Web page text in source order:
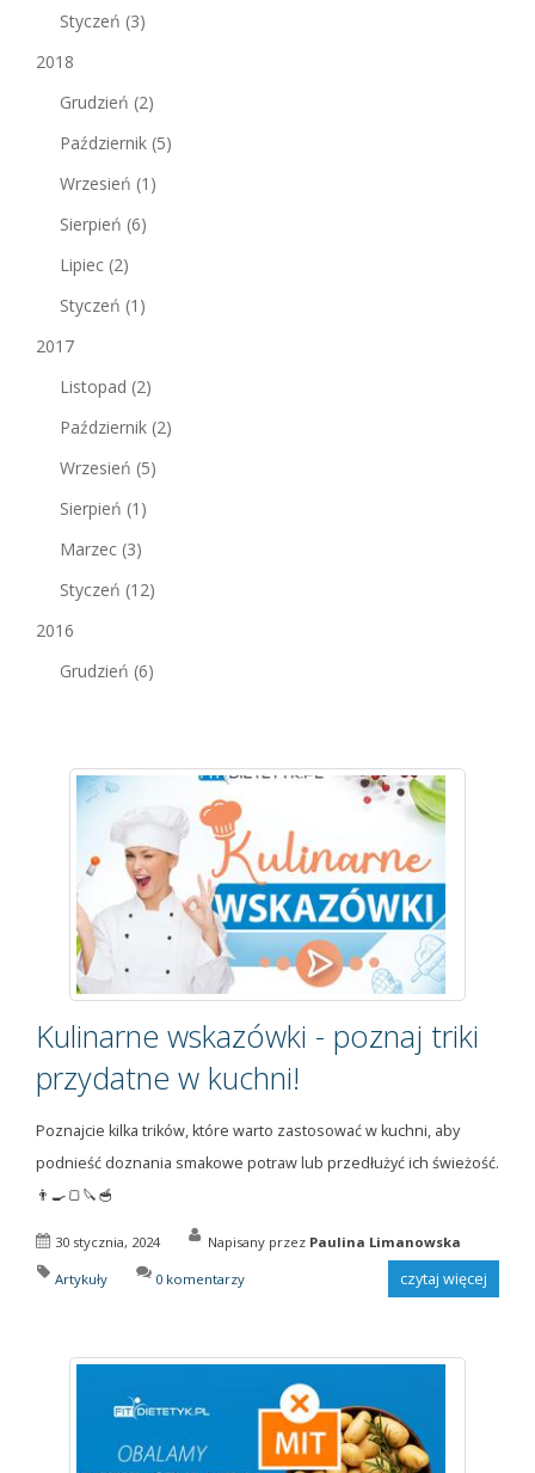
Styczeń (3)
2018
Grudzień (2)
Październik (5)
Wrzesień (1)
Sierpień (6)
Lipiec (2)
Styczeń (1)
2017
Listopad (2)
Październik (2)
Wrzesień (5)
Sierpień (1)
Marzec (3)
Styczeń (12)
2016
Grudzień (6)
Kulinarne wskazówki - poznaj triki
przydatne w kuchni!
Poznajcie kilka trików, które warto zastosować w kuchni, aby
podnieść doznania smakowe potraw lub przedłużyć ich świeżość.
👨‍🍳🍞🔪🥣
30 stycznia, 2024 Napisany przez Paulina Limanowska
Artykuły 0 komentarzy czytaj więcej